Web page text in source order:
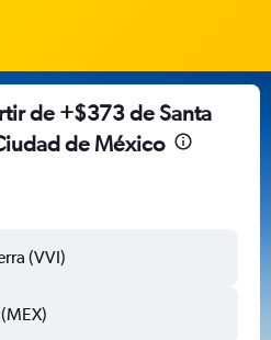
de +$373 de Santa
de México
(VVI)